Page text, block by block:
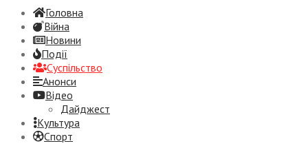
Головна
Війна
Новини
Події
Суспiльство
Анонси
Відео
Дайджест
Культура
Спорт